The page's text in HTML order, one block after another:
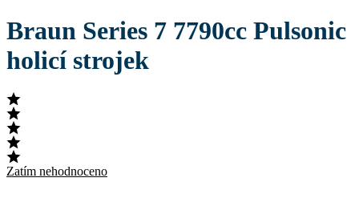
Braun Series 7 7790cc Pulsonic
holicí strojek
Zatím nehodnoceno